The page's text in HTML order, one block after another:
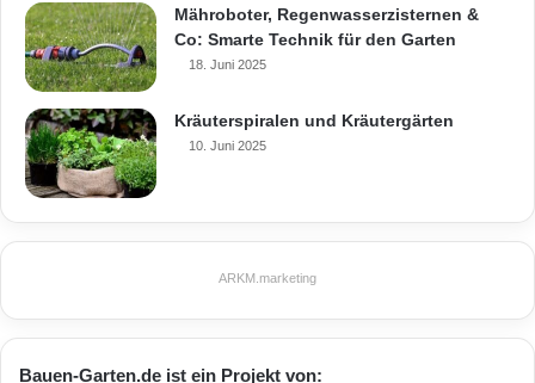
Mähroboter, Regenwasserzisternen &
Co: Smarte Technik für den Garten
18. Juni 2025
Kräuterspiralen und Kräutergärten
10. Juni 2025
ARKM.marketing
Bauen-Garten.de ist ein Projekt von: